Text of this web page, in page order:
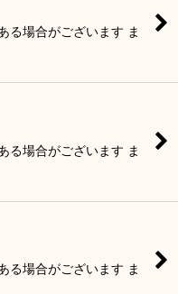
る場合がございます ま
る場合がございます ま
る場合がございます ま